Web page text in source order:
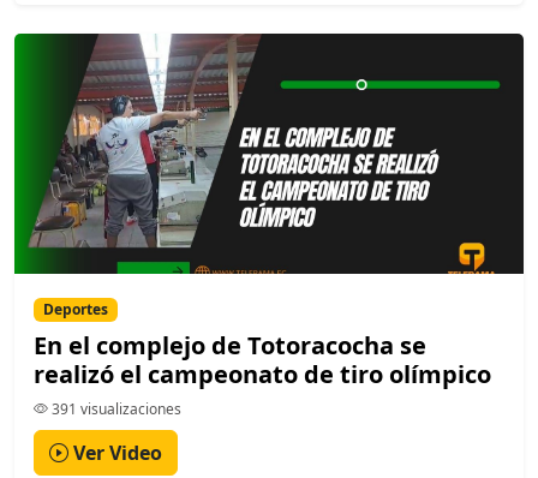
Deportes
En el complejo de Totoracocha se
realizó el campeonato de tiro olímpico
391 visualizaciones
Ver Video